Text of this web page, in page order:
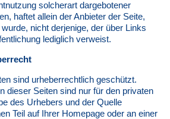
solcherart dargebotener
haftet allein der Anbieter der Seite,
nicht derjenige, der über Links
lediglich verweist.
sind urheberrechtlich geschützt.
dieser Seiten sind nur für den privaten
des Urhebers und der Quelle
Teil auf Ihrer Homepage oder an einer